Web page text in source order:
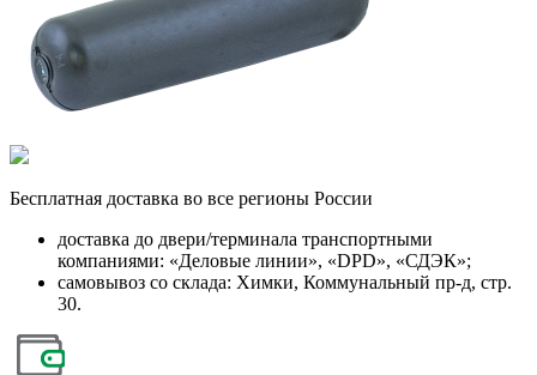
Бесплатная доставка во все регионы России
доставка до двери/терминала транспортными
компаниями: «Деловые линии», «DPD», «СДЭК»;
самовывоз со склада: Химки, Коммунальный пр-д, стр.
30.